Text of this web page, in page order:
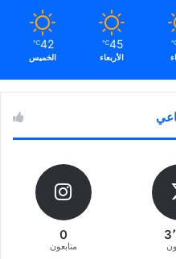
45
℃
الأربعاء
42
℃
الخميس
0
متابعون